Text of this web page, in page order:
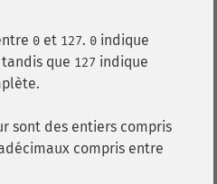
0 et 127. 0 indique
que 127 indique
sont des entiers compris
compris entre